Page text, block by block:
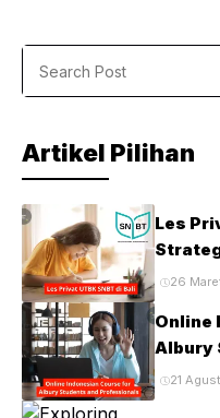
Artikel Pilihan
Les
Ujian
26
Online
Albury
21